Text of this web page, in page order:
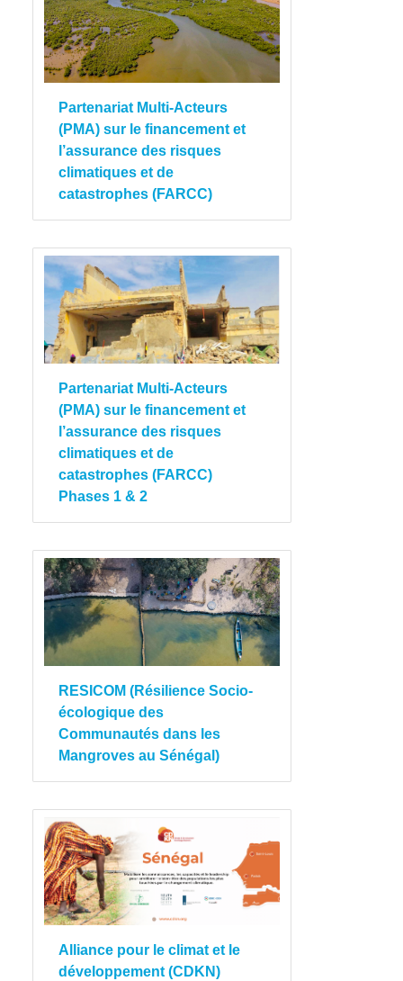
Partenariat Multi-Acteurs
(PMA) sur le financement et
l’assurance des risques
climatiques et de
catastrophes (FARCC)
Partenariat Multi-Acteurs
(PMA) sur le financement et
l’assurance des risques
climatiques et de
catastrophes (FARCC)
Phases 1 & 2
RESICOM (Résilience Socio-
écologique des
Communautés dans les
Mangroves au Sénégal)
Alliance pour le climat et le
développement (CDKN)